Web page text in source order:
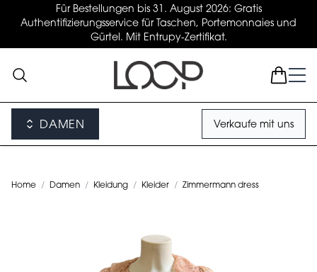
Für Bestellungen bis 31. August 2026: Gratis
Authentifizierungsservice für Taschen, Portemonnaies und
Gürtel. Mit Entrupy-Zertifikat.
DAMEN Verkaufe mit uns
Home / Damen / Kleidung / Kleider / Zimmermann dress